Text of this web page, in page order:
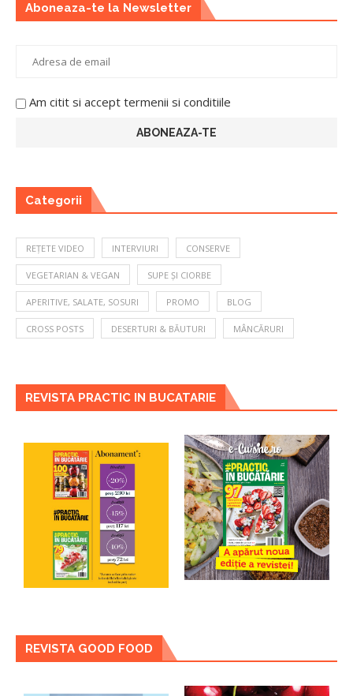
Aboneaza-te la Newsletter
Am citit si accept termenii si conditiile
Categorii
REȚETE VIDEO INTERVIURI CONSERVE
VEGETARIAN & VEGAN SUPE ȘI CIORBE
APERITIVE, SALATE, SOSURI PROMO BLOG
CROSS POSTS DESERTURI & BĂUTURI MÂNCĂRURI
REVISTA PRACTIC IN BUCATARIE
REVISTA GOOD FOOD